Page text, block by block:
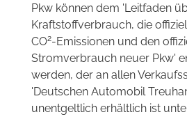
Pkw können dem 'Leitfaden
Kraftstoffverbrauch, die
CO2-Emissionen und den
Stromverbrauch neuer Pkw'
werden, der an allen
'Deutschen Automobil
unentgeltlich erhältlich ist